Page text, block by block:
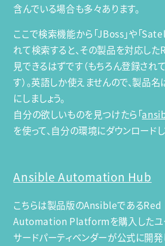
含んでいる場合も多々あります。
ここで検索機能から「JBoss」や「
れて検索すると、その製品を対応し
見できるはずです（もちろん登録され
す）。英語しか使えませんので、製品
にしましょう。
自分の欲しいものを見つけたら「
を使って、自分の環境にダウンロードし
Ansible Automation Hub
こちらは製品版のAnsibleである
Automation Platformを購入したユ
サードパーティベンダーが公式に開